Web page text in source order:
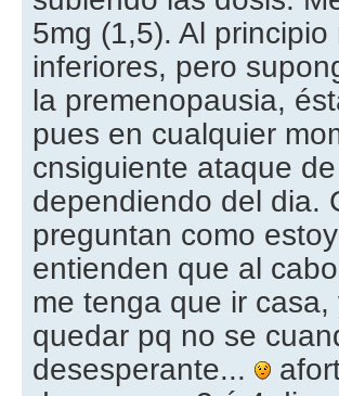
5mg (1,5). Al
inferiores, pero
la premenopausia,
pues en cualquier
cnsiguiente ataque
dependiendo del dia.
preguntan como
entienden que al
me tenga que ir
quedar pq no se
desesperante...